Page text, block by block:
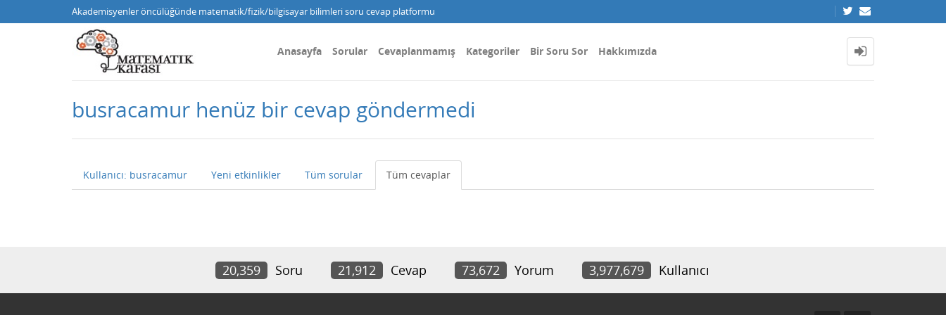
Akademisyenler öncülüğünde matematik/fizik/bilgisayar bilimleri soru cevap platformu
Anasayfa Sorular Cevaplanmamış Kategoriler Bir Soru Sor Hakkımızda
busracamur henüz bir cevap göndermedi
Kullanıcı: busracamur Yeni etkinlikler Tüm sorular Tüm cevaplar
20,359 Soru 21,912 Cevap 73,672 Yorum 3,977,679 Kullanıcı